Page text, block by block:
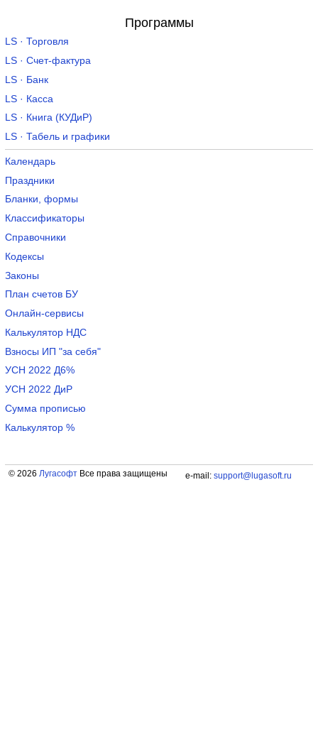
Программы
LS · Торговля
LS · Счет-фактура
LS · Банк
LS · Касса
LS · Книга (КУДиР)
LS · Табель и графики
Календарь
Праздники
Бланки, формы
Классификаторы
Справочники
Кодексы
Законы
План счетов БУ
Онлайн-сервисы
Калькулятор НДС
Взносы ИП "за себя"
УСН 2022 Д6%
УСН 2022 ДиР
Сумма прописью
Калькулятор %
© 2026 ЛугасофтВсе права защищены e-mail: support@lugasoft.ru